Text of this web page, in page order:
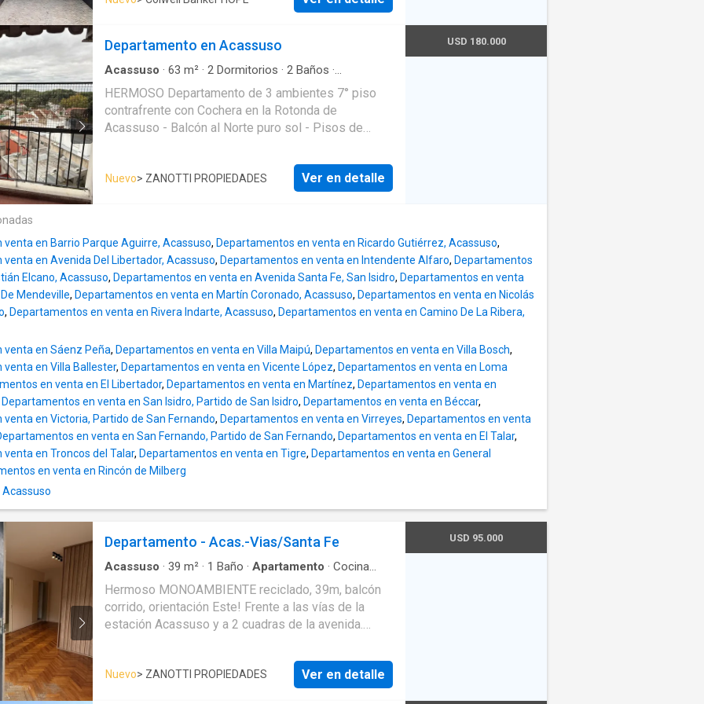
radiante eléctrica. Entrega estimada septiembre
2023 La intermediación de ésta propiedad se
encuentra a cargo del Corredor Inmobiliario Patricia
Ferreyra, Matrícula CMCPSI Nº 6409, Libro Nº 10,
Folio Nº 8. La intermediación y conclusión de la
operación inmobiliaria será llevada a cabo por el
CMCPSI Nº 6409, Libro Nº 10, Folio Nº 8. En
cumplimiento con la normativa vigente, los
inmobiliarias es desarrollada por Martilleros y
Corredores Públicos. Esta Oficina Inmobiliaria se
encuentra a cargo de PATRICIA FERREYRA, CMCPSI
6409 – LIBRO 10- FOLIO 8. Av. Centenario 2211
Beccar, San Isidro.
Departamento en Acassuso
Acassuso · 63 m² · 2 Dormitorios · 2 Baños ·
HERMOSO Departamento de 3 ambientes 7° piso
contrafrente con Cochera en la Rotonda de
Acassuso - Balcón al Norte puro sol - Pisos de
- 2 Dormitorios con sus placares - Cocina completa
- Lavadero separado - Servicio de calefacción
Nuevo> ZANOTTI PROPIEDADES Ver en detalle
USD 180.000
venta en Barrio Parque Aguirre, Acassuso, Departamentos en venta en Ricardo Gutiérrez, Acassuso,
en Avenida Del Libertador, Acassuso, Departamentos en venta en Intendente Alfaro, Departamentos
Elcano, Acassuso, Departamentos en venta en Avenida Santa Fe, San Isidro, Departamentos en venta
Mendeville, Departamentos en venta en Martín Coronado, Acassuso, Departamentos en venta en Nicolás
, Departamentos en venta en Rivera Indarte, Acassuso, Departamentos en venta en Camino De La Ribera,
venta en Sáenz Peña, Departamentos en venta en Villa Maipú, Departamentos en venta en Villa Bosch,
venta en Villa Ballester, Departamentos en venta en Vicente López, Departamentos en venta en Loma
en venta en El Libertador, Departamentos en venta en Martínez, Departamentos en venta en
Departamentos en venta en San Isidro, Partido de San Isidro, Departamentos en venta en Béccar,
en Victoria, Partido de San Fernando, Departamentos en venta en Virreyes, Departamentos en venta
en venta en San Fernando, Partido de San Fernando, Departamentos en venta en El Talar,
en Troncos del Talar, Departamentos en venta en Tigre, Departamentos en venta en General
en venta en Rincón de Milberg
Acassuso
Departamento - Acas.-Vias/Santa Fe
Acassuso · 39 m² · 1 Baño · Apartamento · Cocina
Hermoso MONOAMBIENTE reciclado, 39m, balcón
corrido, orientación Este! Frente a las vías de la
estación Acassuso y a 2 cuadras de la avenida.
aproximadas. Canal whatsapp 0112268----
Nuevo> ZANOTTI PROPIEDADES Ver en detalle
USD 95.000